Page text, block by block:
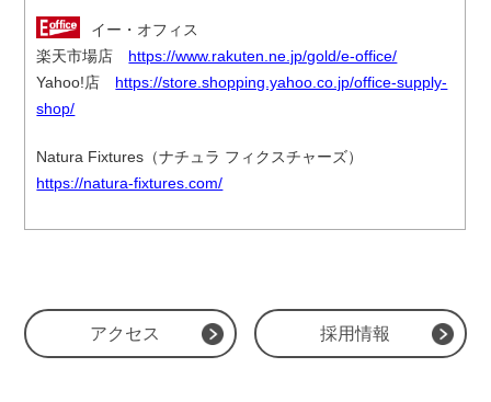
イー・オフィス
楽天市場店 https://www.rakuten.ne.jp/gold/e-office/
Yahoo!店 https://store.shopping.yahoo.co.jp/office-supply-
shop/
Natura Fixtures（ナチュラ フィクスチャーズ）
https://natura-fixtures.com/
アクセス 採用情報